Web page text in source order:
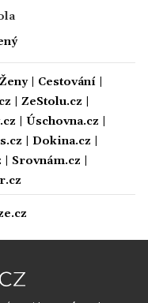
Ženy| Cestování|
ZeStolu.cz
Úschovna.cz
Dokina.cz
Srovnám.cz